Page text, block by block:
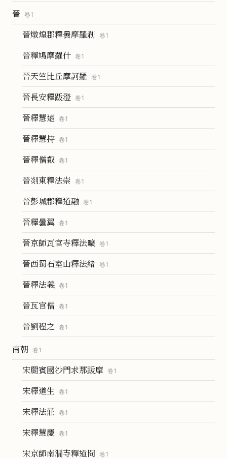
晉 卷1
晉燉煌郡釋曇摩羅剎 卷1
晉釋鳩摩羅什 卷1
晉天竺比丘摩訶羅 卷1
晉長安釋䟦澄 卷1
晉釋慧遠 卷1
晉釋慧持 卷1
晉釋僧叡 卷1
晉剡東釋法崇 卷1
晉彭城郡釋道融 卷1
晉釋曇翼 卷1
晉京師瓦官寺釋法曠 卷1
晉西蜀石室山釋法緒 卷1
晉釋法義 卷1
晉瓦官僧 卷1
晉劉程之 卷1
南朝 卷1
宋罽賓國沙門求那䟦摩 卷1
宋釋道生 卷1
宋釋法莊 卷1
宋釋慧慶 卷1
宋京師南㵎寺釋道冏 卷1